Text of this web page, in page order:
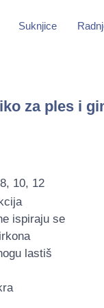
Suknjice
za ples i
10, 12
ispiraju se
lastiš